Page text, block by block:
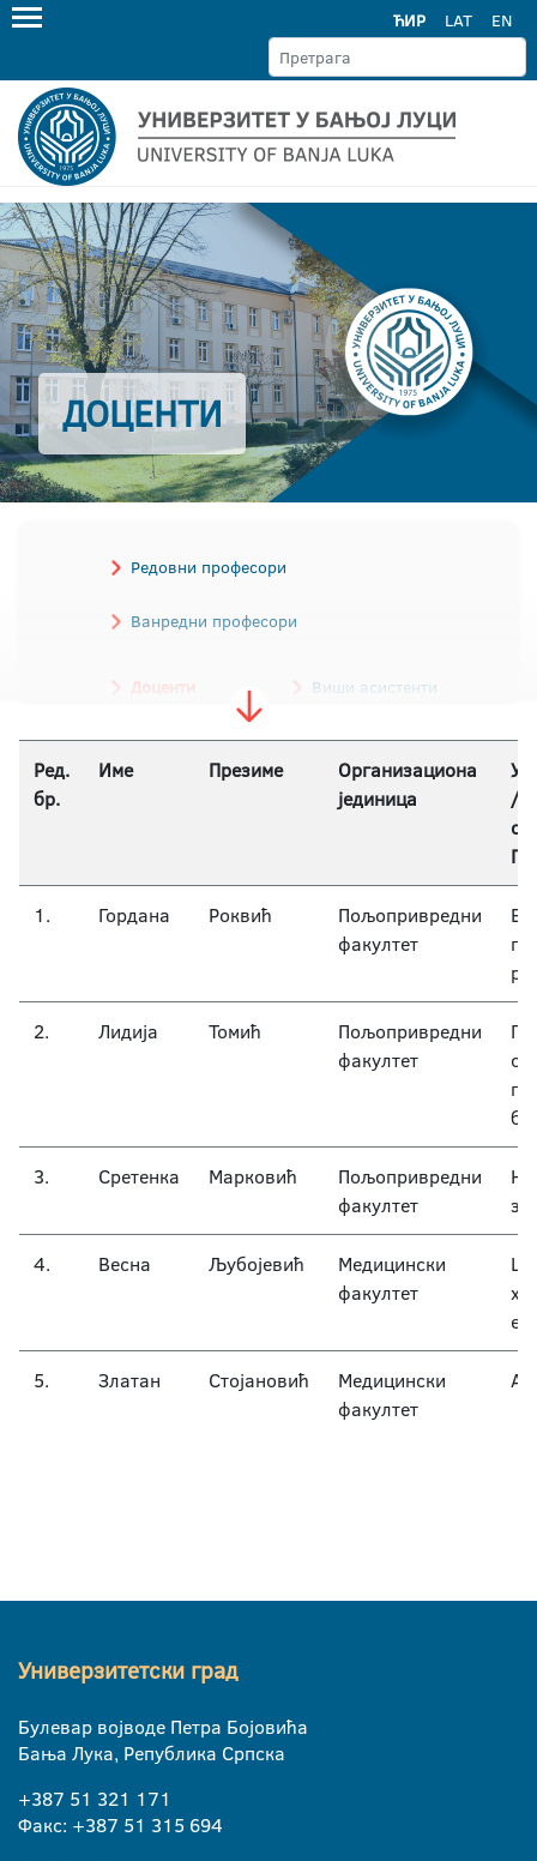
ЋИР LAT EN
ДОЦЕНТИ
Редовни професори
Ванредни професори
Доценти Виши асистенти
Ред.
бр.
Име Презиме
Организациона
јединица
/
1. Гордана Роквић
Пољопривредни
факултет
2. Лидија Томић
Пољопривредни
факултет
3. Сретенка Марковић
Пољопривредни
факултет
4. Весна Љубојевић
Медицински
факултет
5. Златан Стојановић
Медицински
факултет
Универзитетски град
Булевар војводе Петра Бојовића
Бања Лука, Република Српска
+387 51 321 171
Факс: +387 51 315 694